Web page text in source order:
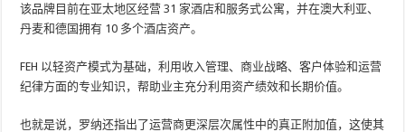
该品牌目前在亚太地区经营 31 家酒店和服务式公寓，并在澳大利亚、
丹麦和德国拥有 10 多个酒店资产。
FEH 以轻资产模式为基础，利用收入管理、商业战略、客户体验和运营
纪律方面的专业知识，帮助业主充分利用资产绩效和长期价值。
也就是说，罗纳还指出了运营商更深层次属性中的真正附加值，这使其